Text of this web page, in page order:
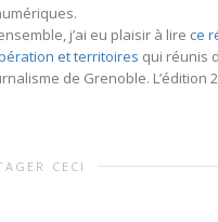
j’ai eu plaisir à lire ce
et territoires qui réunis
de Grenoble. L’édition
CECI